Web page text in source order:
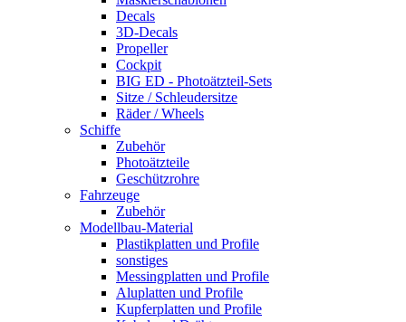
Decals
3D-Decals
Propeller
Cockpit
BIG ED - Photoätzteil-Sets
Sitze / Schleudersitze
Räder / Wheels
Schiffe
Zubehör
Photoätzteile
Geschützrohre
Fahrzeuge
Zubehör
Modellbau-Material
Plastikplatten und Profile
sonstiges
Messingplatten und Profile
Aluplatten und Profile
Kupferplatten und Profile